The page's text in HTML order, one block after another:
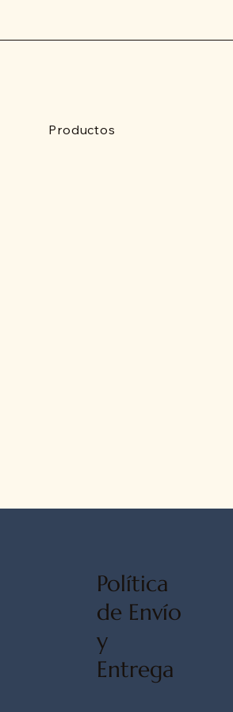
Productos
Política
de Envío
y
Entrega